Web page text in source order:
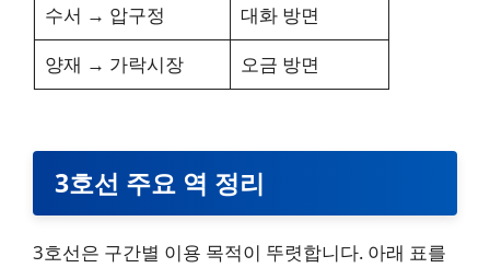
수서 → 압구정
대화 방면
양재 → 가락시장
오금 방면
3호선 주요 역 정리
3호선은 구간별 이용 목적이 뚜렷합니다. 아래 표를